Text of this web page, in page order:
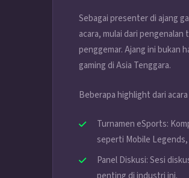
Sebagai presenter di ajang
acara, mulai dari
penggemar. Ajang ini bukan
gaming di Asia Tenggara.
Beberapa highlight dari
Turnamen eSports:
seperti Mobile
Panel Diskusi: Sesi